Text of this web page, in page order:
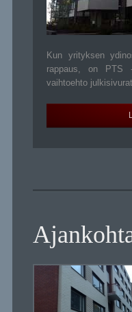
Kun yrityksen
rappaus, on PTS
vaihtoehto